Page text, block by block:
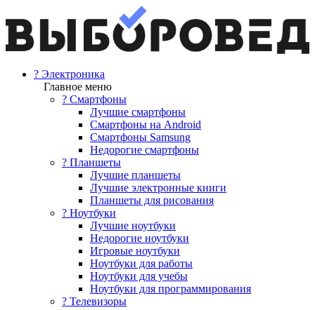
? Электроника
Главное меню
? Смартфоны
Лучшие смартфоны
Смартфоны на Android
Смартфоны Samsung
Недорогие смартфоны
? Планшеты
Лучшие планшеты
Лучшие электронные книги
Планшеты для рисования
? Ноутбуки
Лучшие ноутбуки
Недорогие ноутбуки
Игровые ноутбуки
Ноутбуки для работы
Ноутбуки для учебы
Ноутбуки для программирования
? Телевизоры